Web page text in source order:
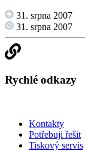
31. srpna 2007
31. srpna 2007
Rychlé odkazy
Kontakty
Potřebuji řešit
Tiskový servis